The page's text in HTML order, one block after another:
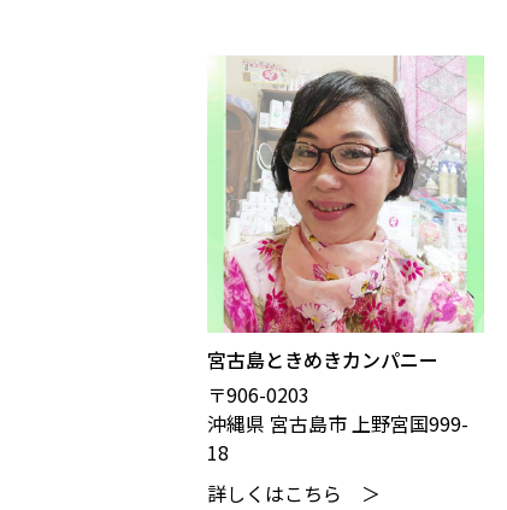
宮古島ときめきカンパニー
〒906-0203
沖縄県 宮古島市 上野宮国999-
18
詳しくはこちら ＞